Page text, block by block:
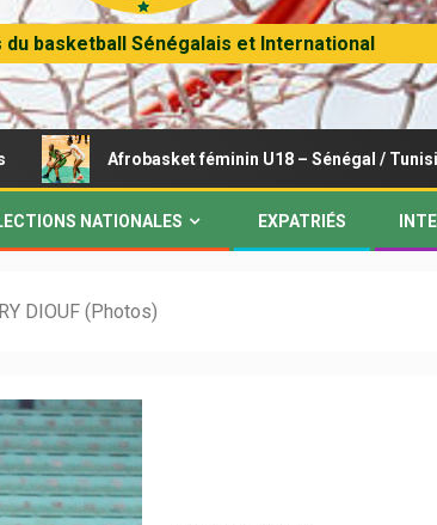
basketball Sénégalais et International
féminin U18 – Sénégal / Tunisie : Opération
NATIONALES EXPATRIÉS
DIOUF (Photos)